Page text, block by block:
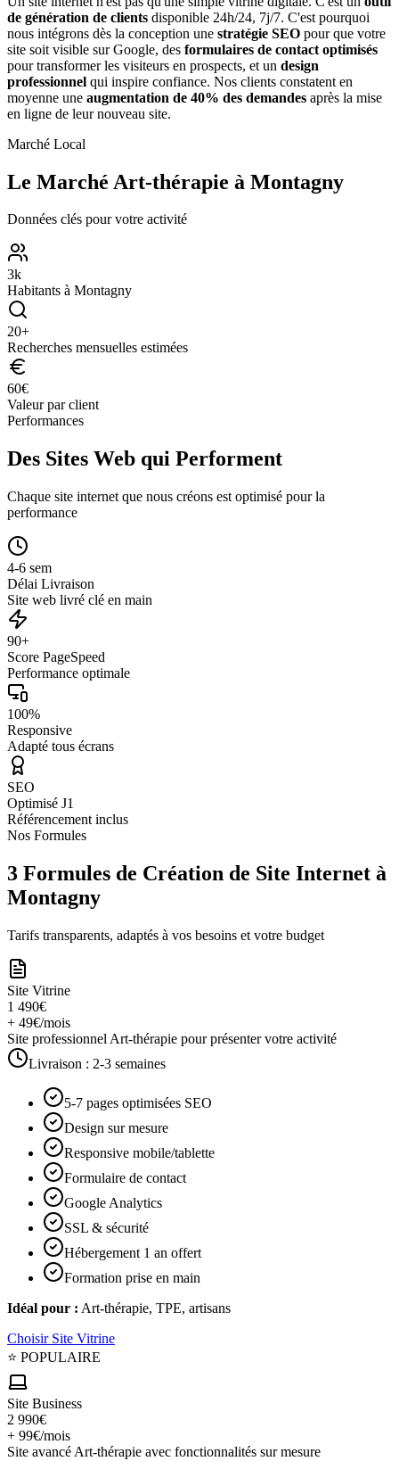
de génération de clients disponible 24h/24, 7j/7. C'est pourquoi
nous intégrons dès la conception une stratégie SEO pour que votre
site soit visible sur Google, des formulaires de contact optimisés
pour transformer les visiteurs en prospects, et un design
professionnel qui inspire confiance. Nos clients constatent en
moyenne une augmentation de 40% des demandes après la mise
en ligne de leur nouveau site.
Marché Local
Le Marché Art-thérapie à Montagny
Données clés pour votre activité
3k
Habitants à Montagny
20+
Recherches mensuelles estimées
60€
Valeur par client
Performances
Des Sites Web qui Performent
Chaque site internet que nous créons est optimisé pour la
performance
4-6 sem
Délai Livraison
Site web livré clé en main
90+
Score PageSpeed
Performance optimale
100%
Responsive
Adapté tous écrans
SEO
Optimisé J1
Référencement inclus
Nos Formules
3 Formules de Création de Site Internet à
Montagny
Tarifs transparents, adaptés à vos besoins et votre budget
Site Vitrine
1 490€
+ 49€/mois
Site professionnel Art-thérapie pour présenter votre activité
Livraison : 2-3 semaines
5-7 pages optimisées SEO
Design sur mesure
Responsive mobile/tablette
Formulaire de contact
Google Analytics
SSL & sécurité
Hébergement 1 an offert
Formation prise en main
Idéal pour : Art-thérapie, TPE, artisans
Choisir Site Vitrine
⭐ POPULAIRE
Site Business
2 990€
+ 99€/mois
Site avancé Art-thérapie avec fonctionnalités sur mesure